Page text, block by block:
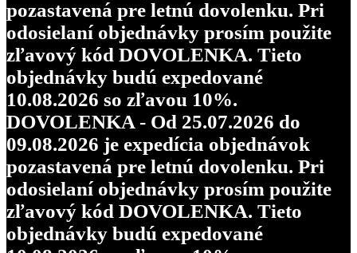
pozastavená pre letnú dovolenku. Pri
odosielaní objednávky prosím použite
zľavový kód DOVOLENKA. Tieto
objednávky budú expedované
10.08.2026 so zľavou 10%.
DOVOLENKA - Od 25.07.2026 do
09.08.2026 je expedícia objednávok
pozastavená pre letnú dovolenku. Pri
odosielaní objednávky prosím použite
zľavový kód DOVOLENKA. Tieto
objednávky budú expedované